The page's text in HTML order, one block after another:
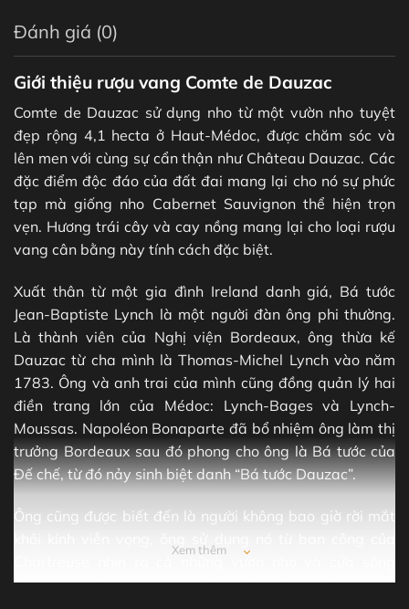
Đánh giá (0)
Giới thiệu rượu vang Comte de Dauzac
Comte de Dauzac sử dụng nho từ một vườn nho tuyệt
đẹp rộng 4,1 hecta ở Haut-Médoc, được chăm sóc và
lên men với cùng sự cẩn thận như Château Dauzac. Các
đặc điểm độc đáo của đất đai mang lại cho nó sự phức
tạp mà giống nho Cabernet Sauvignon thể hiện trọn
vẹn. Hương trái cây và cay nồng mang lại cho loại rượu
vang cân bằng này tính cách đặc biệt.
Xuất thân từ một gia đình Ireland danh giá, Bá tước
Jean-Baptiste Lynch là một người đàn ông phi thường.
Là thành viên của Nghị viện Bordeaux, ông thừa kế
Dauzac từ cha mình là Thomas-Michel Lynch vào năm
1783. Ông và anh trai của mình cũng đồng quản lý hai
điền trang lớn của Médoc: Lynch-Bages và Lynch-
Moussas. Napoléon Bonaparte đã bổ nhiệm ông làm thị
trưởng Bordeaux sau đó phong cho ông là Bá tước của
Đế chế, từ đó nảy sinh biệt danh “Bá tước Dauzac”.
Ông cũng được biết đến là người không bao giờ rời mắt
Gironde, nơi ông thích thú ngắm nhìn những chiếc thuyền
Xem thêm